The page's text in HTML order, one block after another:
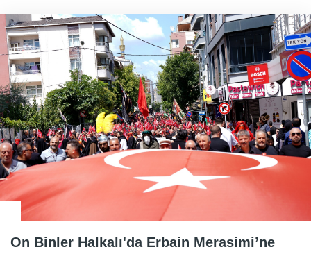
On Binler Halkalı'da Erbain Merasimi’ne